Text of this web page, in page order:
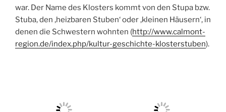
war. Der Name des Klosters kommt von den Stupa bzw.
Stuba, den ‚heizbaren Stuben‘ oder ‚kleinen Häusern‘, in
denen die Schwestern wohnten (http://www.calmont-
region.de/index.php/kultur-geschichte-klosterstuben).